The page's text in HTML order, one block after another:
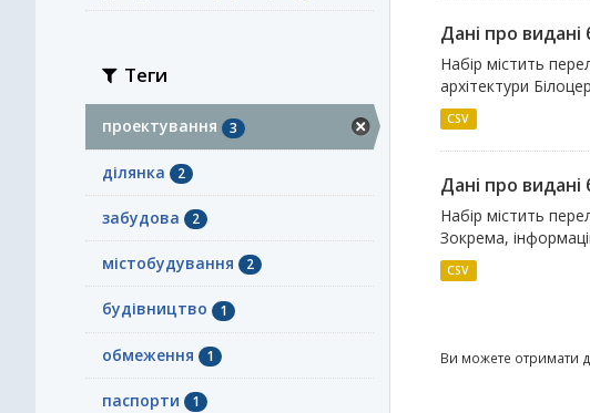
Теги
проектування 3
ділянка 2
забудова 2
містобудування 2
будівництво 1
обмеження 1
паспорти 1
Дані про видані
Набір містить
архітектури
CSV
Дані про видані
Набір містить
Зокрема,
CSV
Ви можете отримати